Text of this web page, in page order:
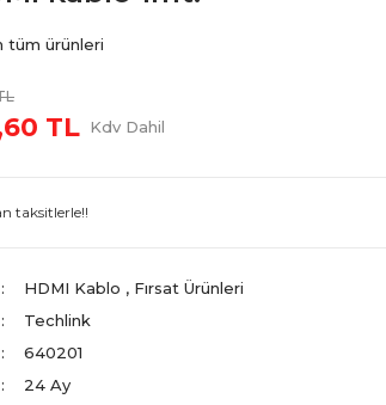
tüm ürünleri
TL Kdv Dahil
taksitlerle!!
HDMI Kablo , Fırsat Ürünleri
Techlink
640201
24 Ay